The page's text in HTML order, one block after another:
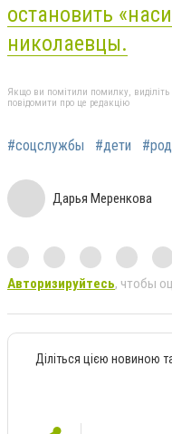
остановить
николаевцы.
Якщо ви помітили помилку, виділіть
повідомити про це редакцію
#соцслужбы #дети
Дарья Меренкова
Авторизируйтесь, чтобы
Діліться цією новиною